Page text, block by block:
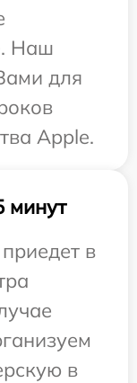
Наш
для
Apple.
минут
в
в